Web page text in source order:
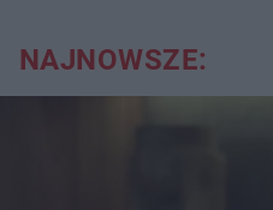
NAJNOWSZE: